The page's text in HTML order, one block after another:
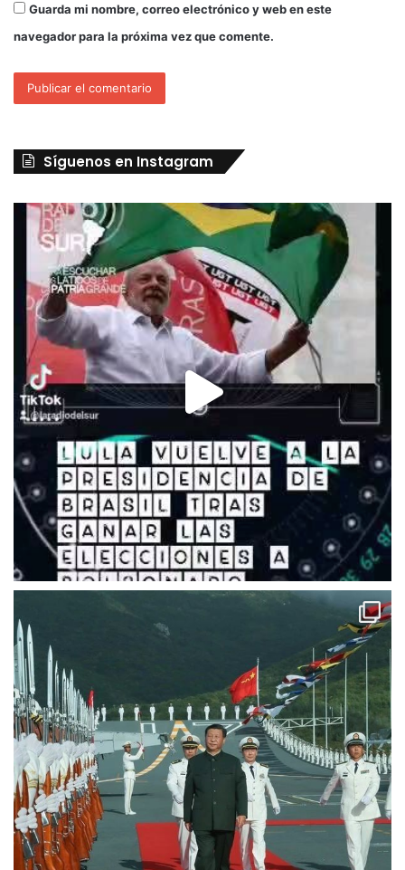
Guarda mi nombre, correo electrónico y web en este
navegador para la próxima vez que comente.
Síguenos en Instagram